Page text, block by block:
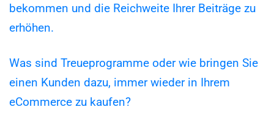
bekommen und die Reichweite Ihrer Beiträge zu
erhöhen.
Was sind Treueprogramme oder wie bringen Sie
einen Kunden dazu, immer wieder in Ihrem
eCommerce zu kaufen?